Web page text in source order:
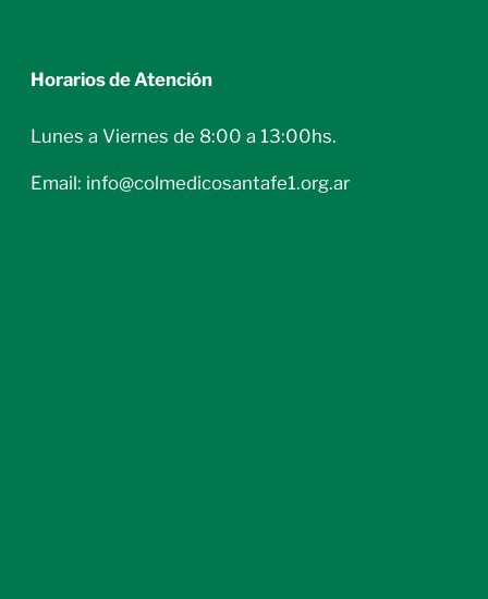
Horarios de Atención
Lunes a Viernes de 8:00 a 13:00hs.
Email: info@colmedicosantafe1.org.ar